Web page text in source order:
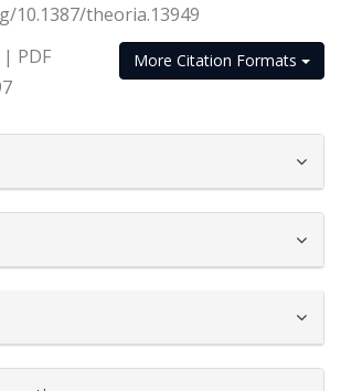
10.1387/theoria.13949
More Citation Formats
PDF